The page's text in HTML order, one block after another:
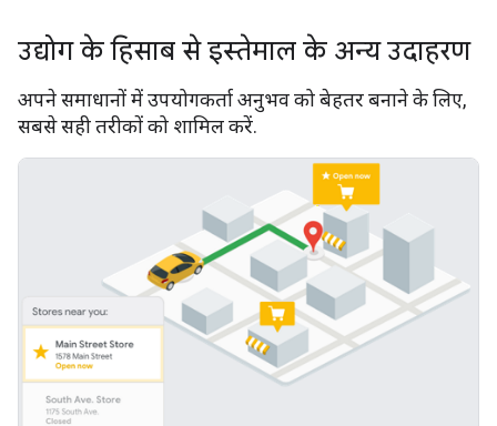
उद्योग के हिसाब से इस्तेमाल के अन्य उदाहरण
अपने समाधानों में उपयोगकर्ता अनुभव को बेहतर बनाने के लिए,
सबसे सही तरीकों को शामिल करें.